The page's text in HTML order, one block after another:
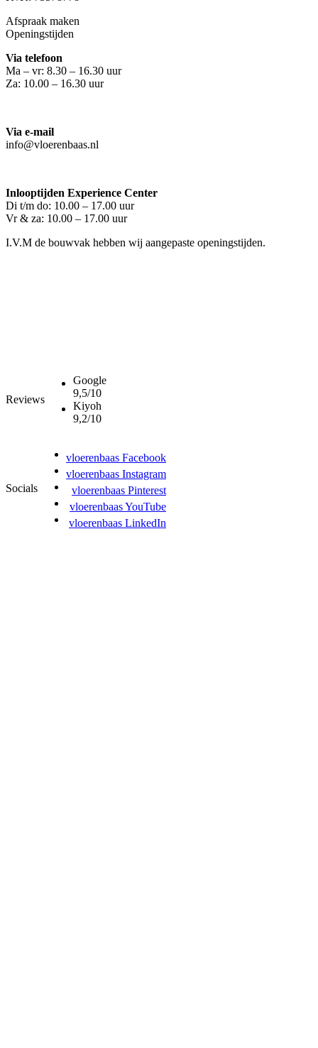
Afspraak maken
Openingstijden
Via telefoon
Ma – vr: 8.30 – 16.30 uur
Za: 10.00 – 16.30 uur
Via e-mail
info@vloerenbaas.nl
Inlooptijden Experience Center
Di t/m do: 10.00 – 17.00 uur
Vr & za: 10.00 – 17.00 uur
I.V.M de bouwvak hebben wij aangepaste openingstijden.
Reviews
Google
9,5/10
Kiyoh
9,2/10
Socials
vloerenbaas Facebook
vloerenbaas Instagram
vloerenbaas Pinterest
vloerenbaas YouTube
vloerenbaas LinkedIn